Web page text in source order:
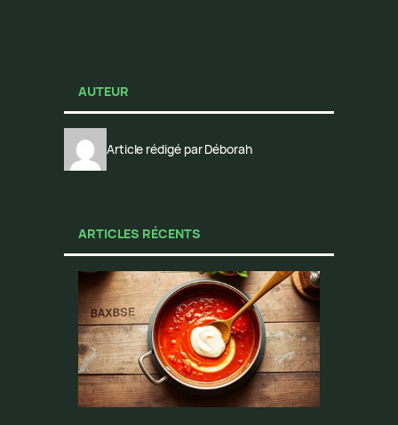
AUTEUR
Article rédigé par Déborah
ARTICLES RÉCENTS